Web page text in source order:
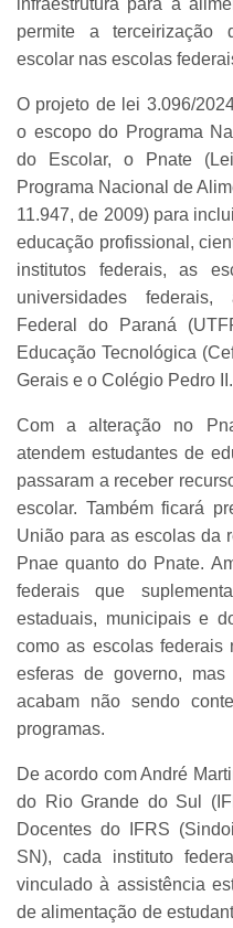
permite a terceirização
escolar nas escolas
O projeto de lei 3.096/
o escopo do Programa
do Escolar, o Pnate
Programa Nacional de
11.947, de 2009) para
educação profissional,
institutos federais, as
universidades federais,
Federal do Paraná
Educação Tecnológica
Gerais e o Colégio Pedro II.
Com a alteração no
atendem estudantes de
passaram a receber
escolar. Também ficará
União para as escolas da
Pnae quanto do Pnate.
federais que
estaduais, municipais e
como as escolas federais
esferas de governo,
acabam não sendo
programas.
De acordo com André
do Rio Grande do Sul
Docentes do IFRS
SN), cada instituto
vinculado à assistência
de alimentação de